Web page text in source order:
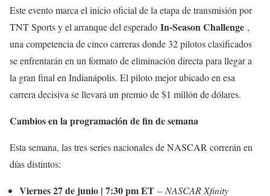
Este evento marca el inicio oficial de la etapa de transmisión por
TNT Sports y el arranque del esperado In-Season Challenge ,
una competencia de cinco carreras donde 32 pilotos clasificados
se enfrentarán en un formato de eliminación directa para llegar a
la gran final en Indianápolis. El piloto mejor ubicado en esa
carrera decisiva se llevará un premio de $1 millón de dólares.
Cambios en la programación de fin de semana
Esta semana, las tres series nacionales de NASCAR correrán en
días distintos:
Viernes 27 de junio | 7:30 pm ET – NASCAR Xfinity